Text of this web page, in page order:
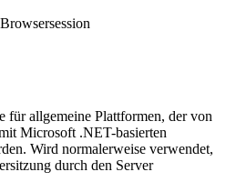
für allgemeine Plattformen, der von
Microsoft .NET-basierten
Wird normalerweise verwendet,
durch den Server